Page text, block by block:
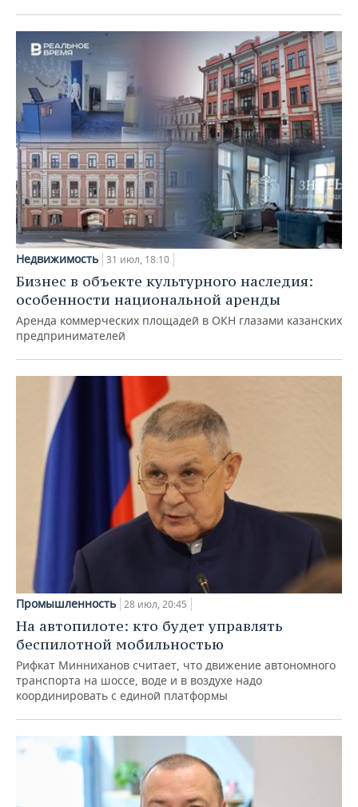
Недвижимость 31 июл, 18:10
Бизнес в объекте культурного наследия:
особенности национальной аренды
Аренда коммерческих площадей в ОКН глазами казанских
предпринимателей
Промышленность 28 июл, 20:45
На автопилоте: кто будет управлять
беспилотной мобильностью
Рифкат Минниханов считает, что движение автономного
транспорта на шоссе, воде и в воздухе надо
координировать с единой платформы